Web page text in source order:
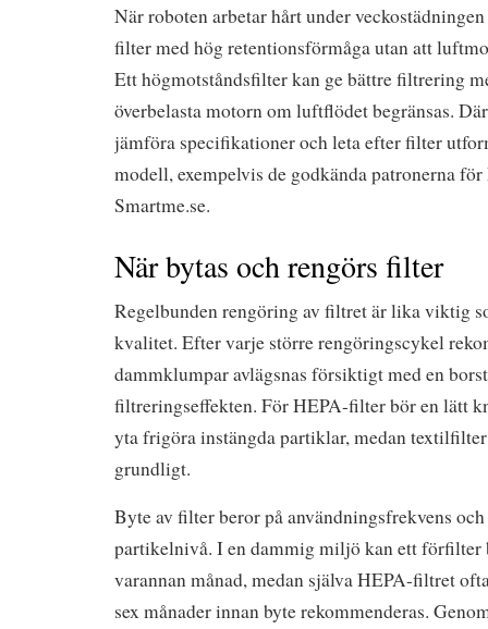
När roboten arbetar hårt under
filter med hög retentionsförmåga utan att
Ett högmotståndsfilter kan ge bättre filtrering
överbelasta motorn om luftflödet begränsas.
jämföra specifikationer och leta efter filter
modell, exempelvis de godkända patronerna
Smartme.se.
När bytas och rengörs filter
Regelbunden rengöring av filtret är lika viktig
kvalitet. Efter varje större rengöringscykel
dammklumpar avlägsnas försiktigt med en
filtreringseffekten. För HEPA-filter bör en lätt
yta frigöra instängda partiklar, medan
grundligt.
Byte av filter beror på användningsfrekvens
partikelnivå. I en dammig miljö kan ett förfilter
varannan månad, medan själva HEPA-filtret
sex månader innan byte rekommenderas.